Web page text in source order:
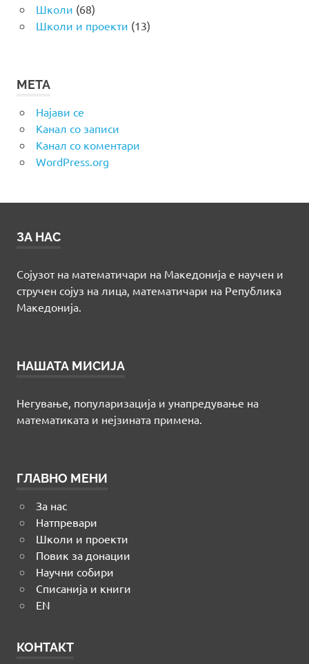
Школи (68)
Школи и проекти (13)
МЕТА
Најави се
Канал со записи
Канал со коментари
WordPress.org
ЗА НАС
Сојузот на математичари на Македонија е научен и
стручен сојуз на лица, математичари на Република
Македонија.
НАШАТА МИСИЈА
Негување, популаризација и унапредување на
математиката и нејзината примена.
ГЛАВНО МЕНИ
За нас
Натпревари
Школи и проекти
Повик за донации
Научни собири
Списанија и книги
EN
КОНТАКТ